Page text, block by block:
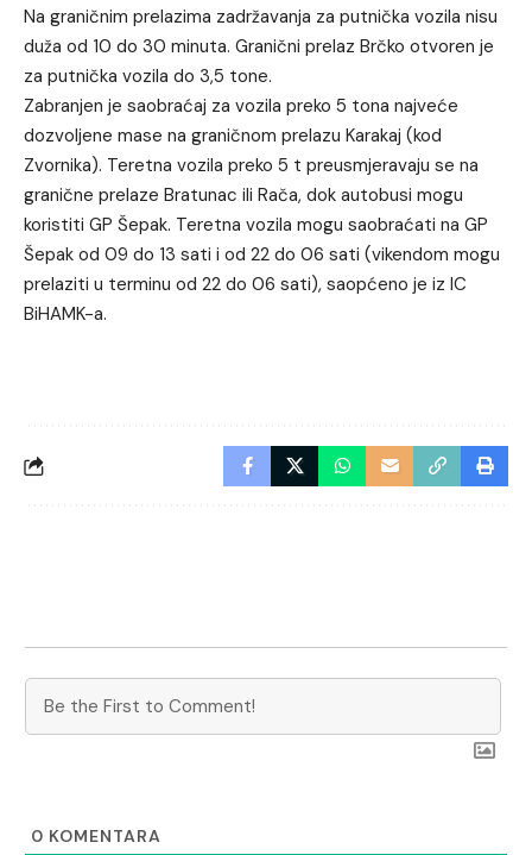
Na graničnim prelazima zadržavanja za putnička vozila nisu
duža od 10 do 30 minuta. Granični prelaz Brčko otvoren je
za putnička vozila do 3,5 tone.
Zabranjen je saobraćaj za vozila preko 5 tona najveće
dozvoljene mase na graničnom prelazu Karakaj (kod
Zvornika). Teretna vozila preko 5 t preusmjeravaju se na
granične prelaze Bratunac ili Rača, dok autobusi mogu
koristiti GP Šepak. Teretna vozila mogu saobraćati na GP
Šepak od 09 do 13 sati i od 22 do 06 sati (vikendom mogu
prelaziti u terminu od 22 do 06 sati), saopćeno je iz IC
BiHAMK-a.
0 KOMENTARA